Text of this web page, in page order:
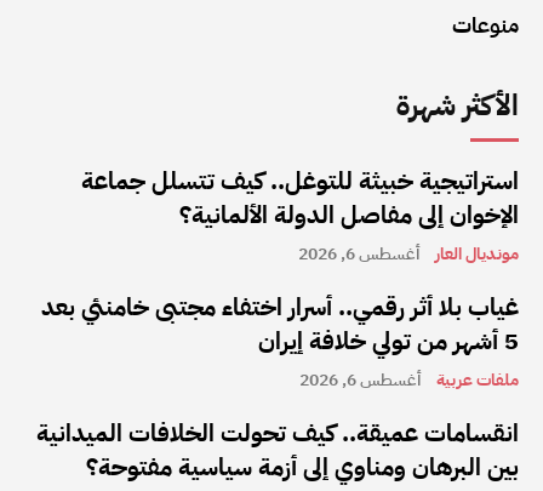
منوعات
الأكثر شهرة
استراتيجية خبيثة للتوغل.. كيف تتسلل جماعة
الإخوان إلى مفاصل الدولة الألمانية؟
مونديال العار أغسطس 6, 2026
غياب بلا أثر رقمي.. أسرار اختفاء مجتبى خامنئي بعد
5 أشهر من تولي خلافة إيران
ملفات عربية أغسطس 6, 2026
انقسامات عميقة.. كيف تحولت الخلافات الميدانية
بين البرهان ومناوي إلى أزمة سياسية مفتوحة؟